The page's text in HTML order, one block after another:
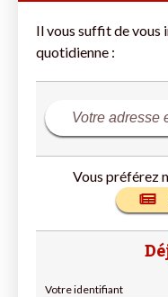
Il vous suffit de vous
quotidienne :
Vous préférez
Votre identifiant